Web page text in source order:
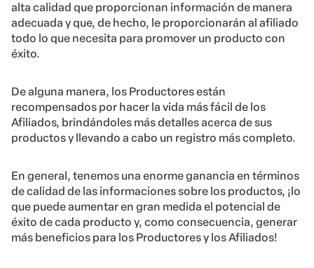
alta calidad que proporcionan información de manera
adecuada y que, de hecho, le proporcionarán al afiliado
todo lo que necesita para promover un producto con
éxito.
De alguna manera, los Productores están
recompensados por hacer la vida más fácil de los
Afiliados, brindándoles más detalles acerca de sus
productos y llevando a cabo un registro más completo.
En general, tenemos una enorme ganancia en términos
de calidad de las informaciones sobre los productos, ¡lo
que puede aumentar en gran medida el potencial de
éxito de cada producto y, como consecuencia, generar
más beneficios para los Productores y los Afiliados!